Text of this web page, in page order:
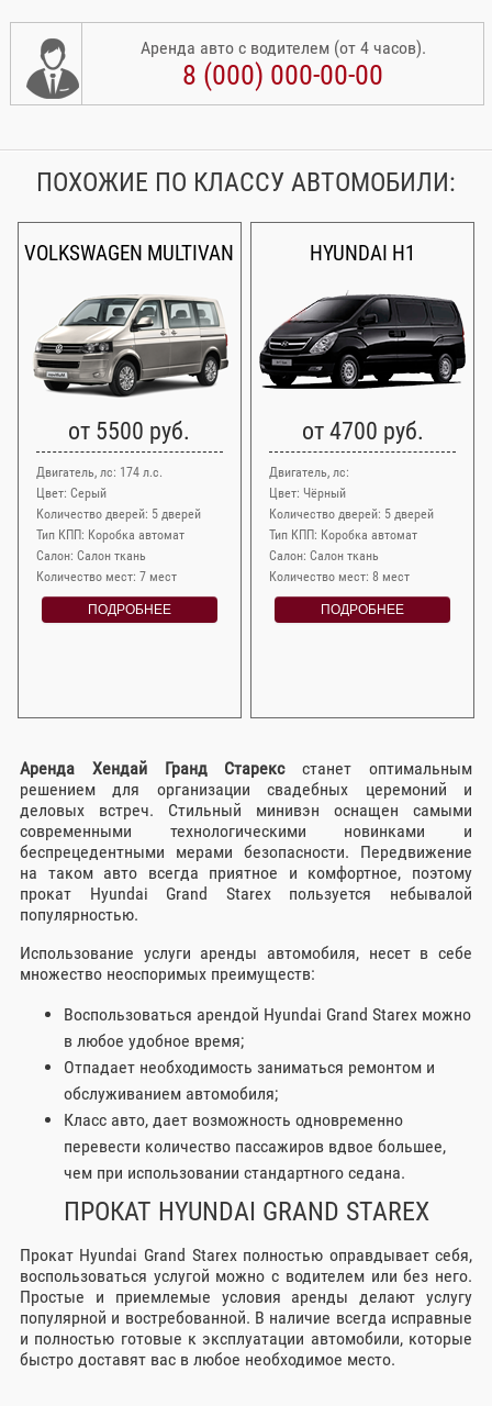
Аренда авто с водителем (от 4 часов).
8 (000) 000-00-00
ПОХОЖИЕ ПО КЛАССУ АВТОМОБИЛИ:
VOLKSWAGEN MULTIVAN
от 5500 руб.
Двигатель, лс: 174 л.с.
Цвет: Серый
Количество дверей: 5 дверей
Тип КПП: Коробка автомат
Салон: Салон ткань
Количество мест: 7 мест
ПОДРОБНЕЕ
HYUNDAI Н1
от 4700 руб.
Двигатель, лс:
Цвет: Чёрный
Количество дверей: 5 дверей
Тип КПП: Коробка автомат
Салон: Салон ткань
Количество мест: 8 мест
ПОДРОБНЕЕ
Аренда Хендай Гранд Старексстанет оптимальным
решением для организации свадебных церемоний и
деловых встреч. Стильный минивэн оснащен самыми
современными технологическими новинками и
беспрецедентными мерами безопасности. Передвижение
на таком авто всегда приятное и комфортное, поэтому
прокат Hyundai Grand Starex пользуется небывалой
популярностью.
Использование услуги аренды автомобиля, несет в себе
множество неоспоримых преимуществ:
Воспользоваться арендой Hyundai Grand Starex можно
в любое удобное время;
Отпадает необходимость заниматься ремонтом и
обслуживанием автомобиля;
Класс авто, дает возможность одновременно
перевести количество пассажиров вдвое большее,
чем при использовании стандартного седана.
ПРОКАТ HYUNDAI GRAND STAREX
Прокат Hyundai Grand Starex полностью оправдывает себя,
воспользоваться услугой можно с водителем или без него.
Простые и приемлемые условия аренды делают услугу
популярной и востребованной. В наличие всегда исправные
и полностью готовые к эксплуатации автомобили, которые
быстро доставят вас в любое необходимое место.